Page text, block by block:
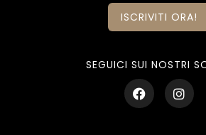
ISCRIVITI ORA!
SEGUICI SUI NOSTRI